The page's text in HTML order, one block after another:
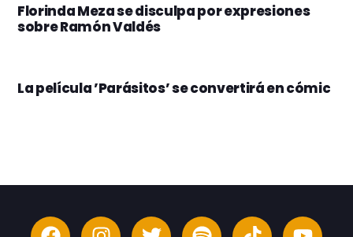
Florinda Meza se disculpa por expresiones
sobre Ramón Valdés
La película ’Parásitos’ se convertirá en cómic